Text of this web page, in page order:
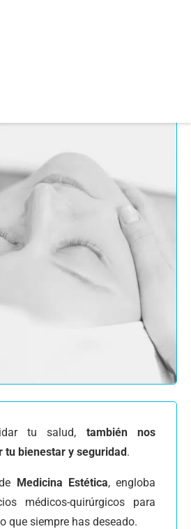
Medicina Estética
tu salud, también nos
tu bienestar y seguridad.
Medicina Estética, engloba
médicos-quirúrgicos para
que siempre has deseado.